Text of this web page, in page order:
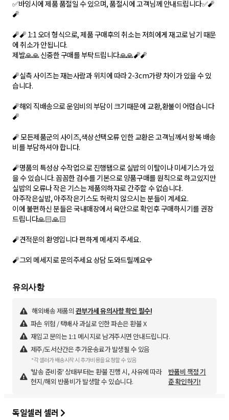
✅바잉시에 제품 품절일 수 있으며, 품절시에 고객님께 안내드립니다✅🧨
🧨
🧨🧨 1:1 오더 형식으로, 제품 구매후의 취소는 저희에게 재고로 남기 때문
에 취소가 안됩니다.
제발🙏🙏 신중한 구매를 부탁드립니다🙏🙏🧨🧨
🧨실측 사이즈는 재는사람과 위치에 따라 2-3cm가량 차이가 있을 수 있
습니다.
🧨해외 직배송으로 운임비의 부담이 크기때문에 교환,환불이 어렵습니다
🧨
🧨 모든제품군의 사이즈,색상선택오류 인한 교환은 고객님께서 왕복 배송
비를 부담하셔야 합니다.
🧨명품의 특성상 수작업으로 진행됌으로 실밥의 이탈이나 미세기스가 있
을 수 있습니다. 꼼꼼한 검수를 기본으로 양품구매를 원칙으로 하고있지만
실밥의 오류나 작은 기스는 제품의하자로 간주할 수 없습니다.
아주작은실밥, 아주작은기스도 허락치 않으시는 분들이 계세요.
이에 불편하신 분들은 국내매장에서 육안으로 확인후 구매하시기를 권장
드립니다🙏🏻🙏🏻
🧨견적문의 환영입니다 편하게 메세지 주세요.
유의사항
해외배송 제품의 관부가세 유의사항 확인 필수!
파손 위험 / 택배사 과실로 인한 파손은 환불 X
재입고 문의는 1:1 메시지로 남겨주시면 안내드립니다.
제주/도서산간은 추가운송료가 발생될 수 있음
*각 셀러가 배송시작 시 추가비용을 요청할 수 있음
'발송 준비중' 상태부터는 환불 진행 시, 사유에 따라
현지/해외 반품비가 발생할 수 있습니다.
반품비 책정 기
준 확인하기!
독일셀러 셀러